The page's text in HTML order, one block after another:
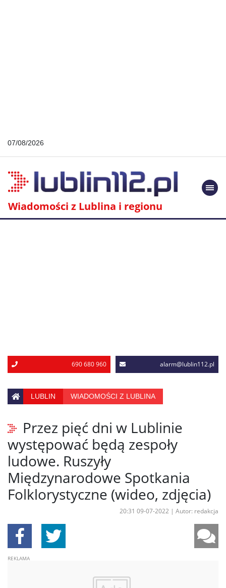
07/08/2026
Wiadomości z Lublina i regionu
690 680 960 alarm@lublin112.pl
LUBLIN WIADOMOŚCI Z LUBLINA
Przez pięć dni w Lublinie
występować będą zespoły
ludowe. Ruszyły
Międzynarodowe Spotkania
Folklorystyczne (wideo, zdjęcia)
20:31 09-07-2022 | Autor: redakcja